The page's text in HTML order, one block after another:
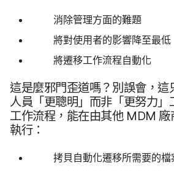
消除​管理​方面​的​難題
將​對​使用​者​的​影響​降​至​最​低
將​遷移​工作​流程​自動化
這​是​麼​邪門​歪道​嗎？​別​誤會，​這​
人員​「更​聰明」​而​非​「更​努力」​
工作​流程，​能​在​由​其他MDM 廠
執行：
拷貝​自動化​遷移所​需要​的​檔